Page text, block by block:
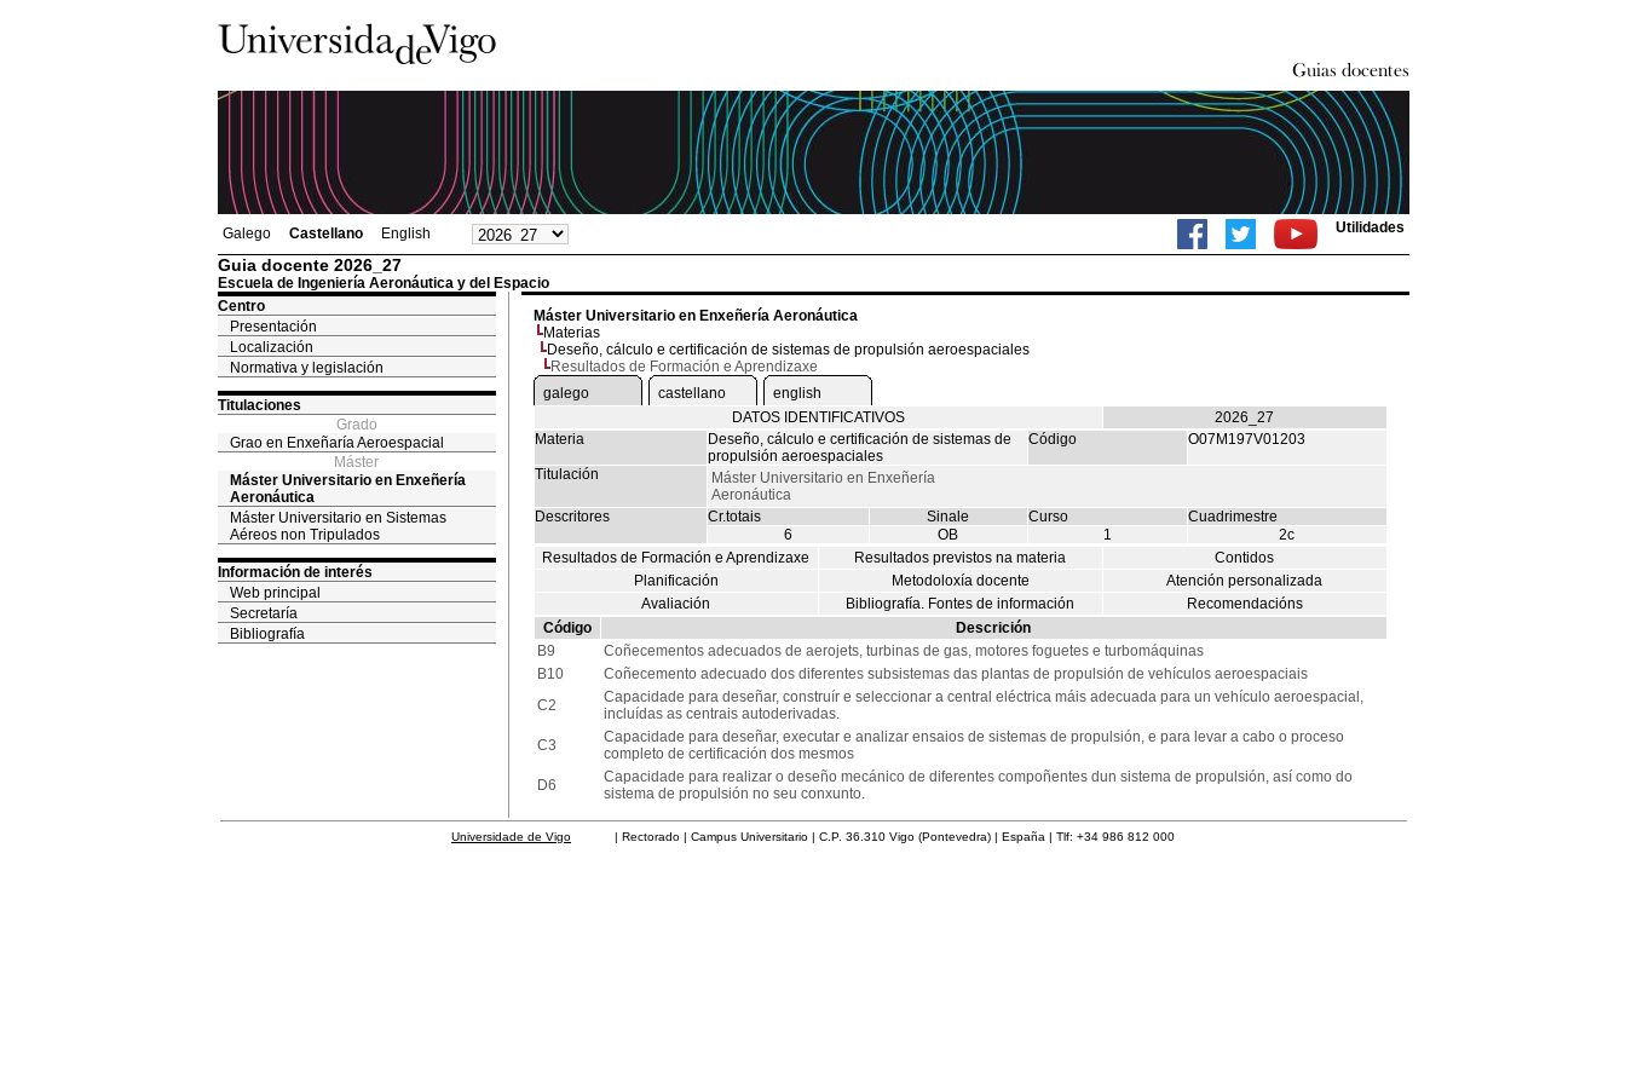
Galego Castellano English Utilidades
Guia docente 2026_27
Escuela de Ingeniería Aeronáutica y del Espacio
Centro
Presentación
Localización
Normativa y legislación
Titulaciones
Grado
Grao en Enxeñaría Aeroespacial
Máster
Máster Universitario en Enxeñería
Aeronáutica
Máster Universitario en Sistemas
Aéreos non Tripulados
Información de interés
Web principal
Secretaría
Bibliografía
Máster Universitario en Enxeñería Aeronáutica
Materias
Deseño, cálculo e certificación de sistemas de propulsión aeroespaciales
Resultados de Formación e Aprendizaxe
galego
castellano
english
DATOS IDENTIFICATIVOS
2026_27
Materia
Deseño, cálculo e certificación de sistemas de
propulsión aeroespaciales
Código O07M197V01203
Titulación
Máster Universitario en Enxeñería
Aeronáutica
Descritores
Cr.totais Sinale Curso
Cuadrimestre
6
OB 1
2c
Resultados de Formación e Aprendizaxe
Resultados previstos na materia
Contidos
Planificación
Metodoloxía docente
Atención personalizada
Avaliación
Bibliografía. Fontes de información
Recomendacións
Código
Descrición
B9
Coñecementos adecuados de aerojets, turbinas de gas, motores foguetes e turbomáquinas
B10
Coñecemento adecuado dos diferentes subsistemas das plantas de propulsión de vehículos aeroespaciais
C2
Capacidade para deseñar, construír e seleccionar a central eléctrica máis adecuada para un vehículo aeroespacial,
incluídas as centrais autoderivadas.
C3
Capacidade para deseñar, executar e analizar ensaios de sistemas de propulsión, e para levar a cabo o proceso
completo de certificación dos mesmos
D6
Capacidade para realizar o deseño mecánico de diferentes compoñentes dun sistema de propulsión, así como do
sistema de propulsión no seu conxunto.
Universidade de Vigo | Rectorado | Campus Universitario | C.P. 36.310 Vigo (Pontevedra) | España | Tlf: +34 986 812 000